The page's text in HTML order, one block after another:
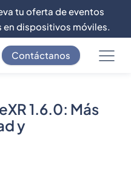
tu oferta de eventos
dispositivos móviles.
Contáctanos
1.6.0: Más
y